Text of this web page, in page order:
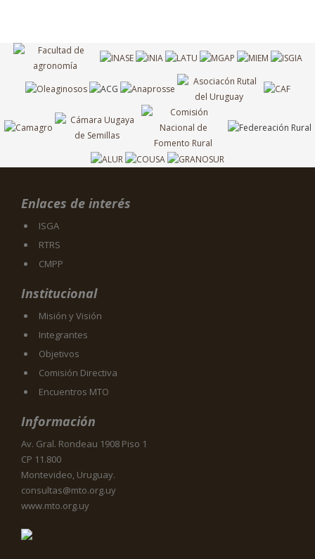
Enlaces de interés
ISGA
RTRS
CMPP
Institucional
Misión y Visión
Integrantes
Objetivos
Comisión Directiva
Encuentros MTO
Información
Av. Gral. Rondeau 1908 Piso 1
CP 11.800
Montevideo, Uruguay.
consultas@mto.org.uy
www.mto.org.uy